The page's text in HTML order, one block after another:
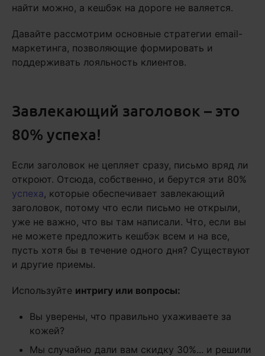
найти можно, а кешбэк на дороге не валяется.
Давайте рассмотрим основные стратегии email-
маркетинга, позволяющие формировать и
поддерживать лояльность клиентов.
Завлекающий заголовок – это
80% успеха!
Если заголовок не цепляет сразу, письмо вряд ли
откроют. Отсюда, собственно, и берутся эти 80%
успеха, которые обеспечивает завлекающий
заголовок, потому что если письмо не открыли,
уже не важно, что вы там написали. Что, если вы
не можете предложить кешбэк всем и на все,
пусть хотя бы в течение одного дня? Существуют
и другие приемы.
Используйте интригу или вопросы:
Вы уверены, что правильно ухаживаете за
кожей?
Мы случайно дали вам скидку 30%... и решили